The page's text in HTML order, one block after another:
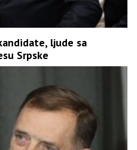
ljude sa
Srpske